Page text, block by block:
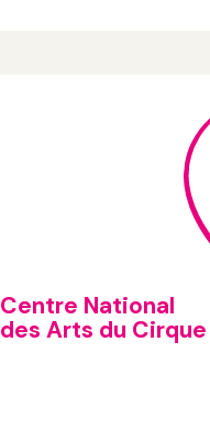
Centre National
des Arts du Cirque